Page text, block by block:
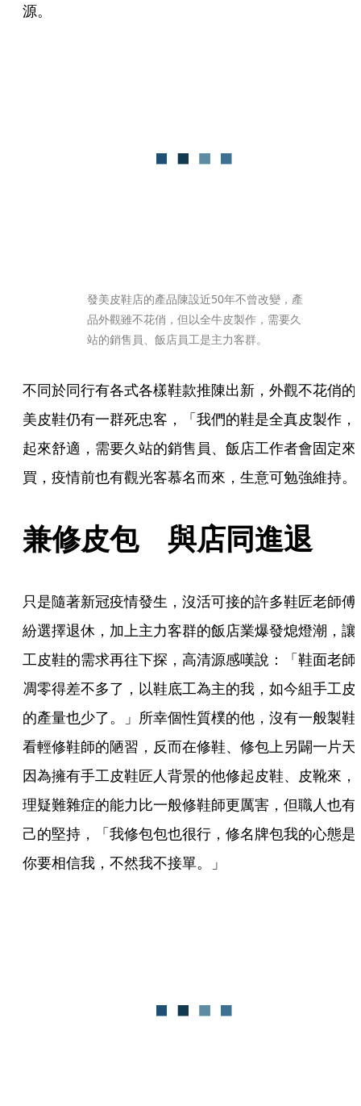
源。
發美皮鞋店的產品陳設近50年不曾改變，產
品外觀雖不花俏，但以全牛皮製作，需要久
站的銷售員、飯店員工是主力客群。
不同於同行有各式各樣鞋款推陳出新，外觀不花俏的
美皮鞋仍有一群死忠客，「我們的鞋是全真皮製作，
起來舒適，需要久站的銷售員、飯店工作者會固定來
買，疫情前也有觀光客慕名而來，生意可勉強維持。
兼修皮包　與店同進退
只是隨著新冠疫情發生，沒活可接的許多鞋匠老師傅
紛選擇退休，加上主力客群的飯店業爆發熄燈潮，讓
工皮鞋的需求再往下探，高清源感嘆說：「鞋面老師
凋零得差不多了，以鞋底工為主的我，如今組手工皮
的產量也少了。」所幸個性質樸的他，沒有一般製鞋
看輕修鞋師的陋習，反而在修鞋、修包上另闢一片天
因為擁有手工皮鞋匠人背景的他修起皮鞋、皮靴來，
理疑難雜症的能力比一般修鞋師更厲害，但職人也有
己的堅持，「我修包包也很行，修名牌包我的心態是
你要相信我，不然我不接單。」